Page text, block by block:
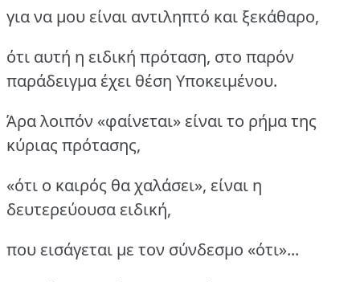
για να μου είναι αντιληπτό και ξεκάθαρο,
ότι αυτή η ειδική πρόταση, στο παρόν
παράδειγμα έχει θέση Υποκειμένου.
Άρα λοιπόν «φαίνεται» είναι το ρήμα της
κύριας πρότασης,
«ότι ο καιρός θα χαλάσει», είναι η
δευτερεύουσα ειδική,
που εισάγεται με τον σύνδεσμο «ότι»...